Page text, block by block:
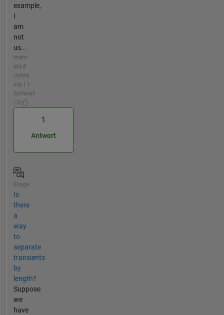
example,
I
am
not
us...
mehr
als 8
Jahre
vor | 1
Antwort
| 0
1
Antwort
Frage
Is
there
a
way
to
separate
transients
by
length?
Suppose
we
have